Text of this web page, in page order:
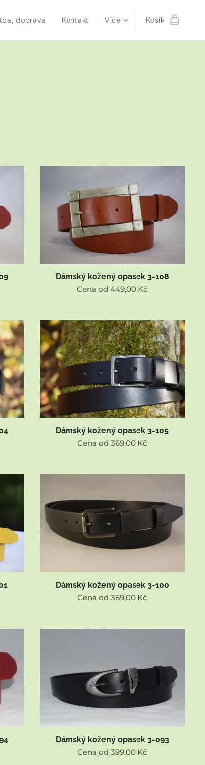
doprava Kontakt Více Košík
Dámský kožený opasek 3-108
Cena od 449,00Kč
Dámský kožený opasek 3-105
Cena od 369,00Kč
Dámský kožený opasek 3-100
Cena od 369,00Kč
Dámský kožený opasek 3-093
Cena od 399,00Kč